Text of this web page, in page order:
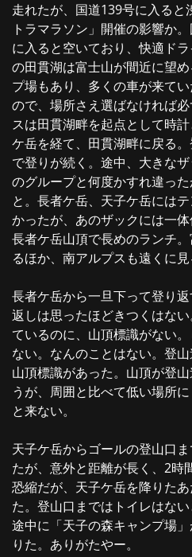
走れたが、国道139号に入る
トラマラソン」開催の影響か
に入ると空いており、快適ド
の田貫湖は富士山が間近に望
プ場もあり、多くの車が来て
ので、場所さえ選ばなければ
スは田貫湖畔を起点として時
ケ岳を経て、田貫湖畔に戻る
で登りが続く。途中、大きな
のグループと何度かすれ違っ
と。長者ケ岳、天子ケ岳には
かったが、あのザックには一体
長者ケ岳山頂で長めのランチ
るほか、南アルプスも遠くに見
長者ケ岳から一旦下って登り
返しは思ったほどきつくはな
ているのに、山頂標識がない
ない。なんのことはない。登
山頂標識があった。山頂が登
うが、周囲と比べて低い場所
と来ない。
天子ケ岳からゴールの登山口
たが、意外と距離が長く、2時
恐縮だが、天子ケ岳を降りた
た。登山口まではトイレはない
途中に「天子の森キャンプ場
りた。ありがたやー。